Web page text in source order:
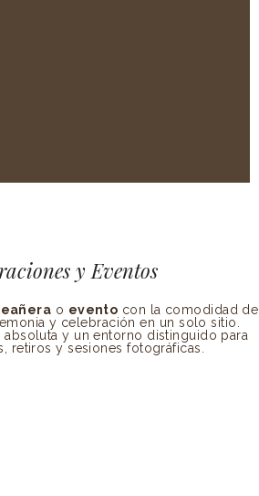
y Eventos
o evento con la comodidad de
y celebración en un solo sitio.
y un entorno distinguido para
retiros y sesiones fotográficas.